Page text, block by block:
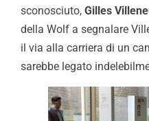
sconosciuto, Gilles
della Wolf a segnalare
il via alla carriera di un
sarebbe legato